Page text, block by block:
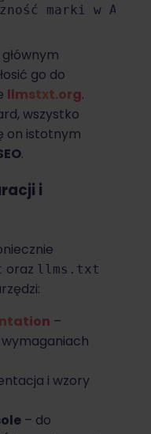
marki w AI?
go do
llmstxt.org.
wszystko
on istotnym
.
i
oraz llms.txt
–
i wzory
– do